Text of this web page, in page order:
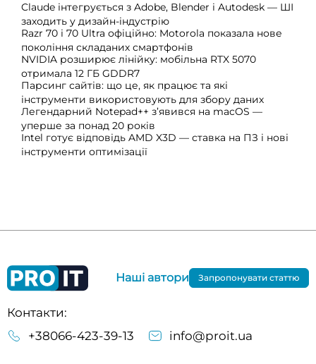
Claude інтегрується з Adobe, Blender і Autodesk — ШІ
заходить у дизайн-індустрію
Razr 70 і 70 Ultra офіційно: Motorola показала нове
покоління складаних смартфонів
NVIDIA розширює лінійку: мобільна RTX 5070
отримала 12 ГБ GDDR7
Парсинг сайтів: що це, як працює та які
інструменти використовують для збору даних
Легендарний Notepad++ з’явився на macOS —
уперше за понад 20 років
Intel готує відповідь AMD X3D — ставка на ПЗ і нові
інструменти оптимізації
Контакти:
+38066-423-39-13
info@proit.ua
Наші автори Запропонувати статтю